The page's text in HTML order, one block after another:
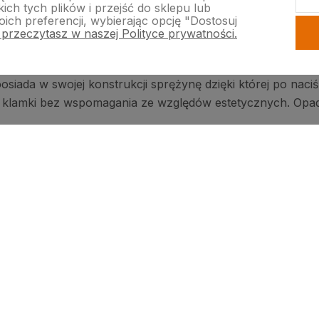
możesz się z nami skontaktować lub skomentować
w swojej konstrukcji sprężynę dzięki której po
bez wspomagania ze względów estetycznych.
tych plików i przejść do sklepu lub
preferencji, wybierając opcję "Dostosuj
w naszej Polityce prywatności.